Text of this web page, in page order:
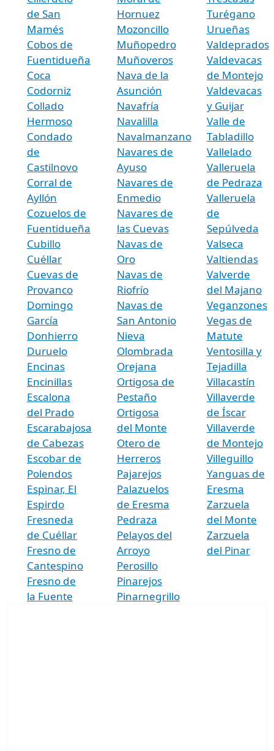
de San
Mamés
Cobos de
Fuentidueña
Coca
Codorniz
Collado
Hermoso
Condado
de
Castilnovo
Corral de
Ayllón
Cozuelos de
Fuentidueña
Cubillo
Cuéllar
Cuevas de
Provanco
Domingo
García
Donhierro
Duruelo
Encinas
Encinillas
Escalona
del Prado
Escarabajosa
de Cabezas
Escobar de
Polendos
Espinar, El
Espirdo
Fresneda
de Cuéllar
Fresno de
Cantespino
Fresno de
la Fuente
Hornuez
Mozoncillo
Muñopedro
Muñoveros
Nava de la
Asunción
Navafría
Navalilla
Navalmanzano
Navares de
Ayuso
Navares de
Enmedio
Navares de
las Cuevas
Navas de
Oro
Navas de
Riofrío
Navas de
San Antonio
Nieva
Olombrada
Orejana
Ortigosa de
Pestaño
Ortigosa
del Monte
Otero de
Herreros
Pajarejos
Palazuelos
de Eresma
Pedraza
Pelayos del
Arroyo
Perosillo
Pinarejos
Pinarnegrillo
Turégano
Urueñas
Valdeprados
Valdevacas
de Montejo
Valdevacas
y Guijar
Valle de
Tabladillo
Vallelado
Valleruela
de Pedraza
Valleruela
de
Sepúlveda
Valseca
Valtiendas
Valverde
del Majano
Veganzones
Vegas de
Matute
Ventosilla y
Tejadilla
Villacastín
Villaverde
de Íscar
Villaverde
de Montejo
Villeguillo
Yanguas de
Eresma
Zarzuela
del Monte
Zarzuela
del Pinar